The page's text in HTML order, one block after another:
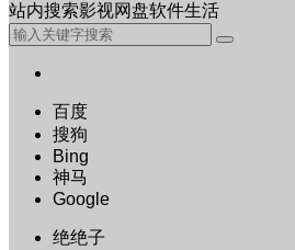
站内搜索影视网盘软件生活
百度
搜狗
Bing
神马
Google
绝绝子